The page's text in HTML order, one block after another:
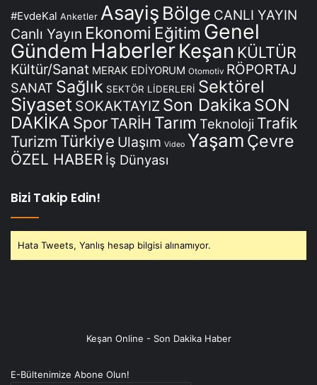
#EvdeKal Anketler Asayiş Bölge CANLI YAYIN
Canlı Yayın Ekonomi Eğitim Genel
Gündem HaberlerKeşan KÜLTÜR
Kültür/Sanat MERAK EDİYORUM Otomotiv RÖPORTAJ
SANAT Sağlık SEKTÖR LİDERLERİ Sektörel
Siyaset SOKAKTAYIZ Son Dakika SON
DAKİKA Spor TARİH Tarım Teknoloji Trafik
Turizm Türkiye Ulaşım Video Yaşam Çevre
ÖZEL HABER İş Dünyası
Bizi Takip Edin!
Hata Tweets, Yanlış hesap bilgisi alınamıyor.
Keşan Online - Son Dakika Haber
E-Bültenimize Abone Olun!